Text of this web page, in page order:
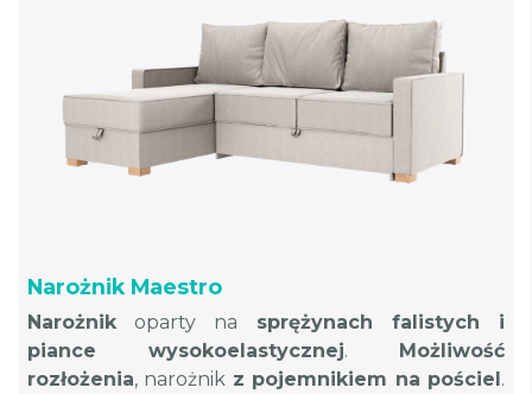
Narożnik Maestro
Narożnikoparty na sprężynach falistych i
piance wysokoelastycznej. Możliwość
rozłożenia, narożnik z pojemnikiem na pościel.